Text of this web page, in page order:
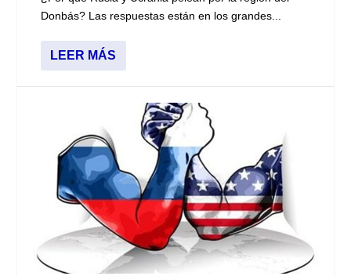
Donbás? Las respuestas están en los grandes...
LEER MÁS